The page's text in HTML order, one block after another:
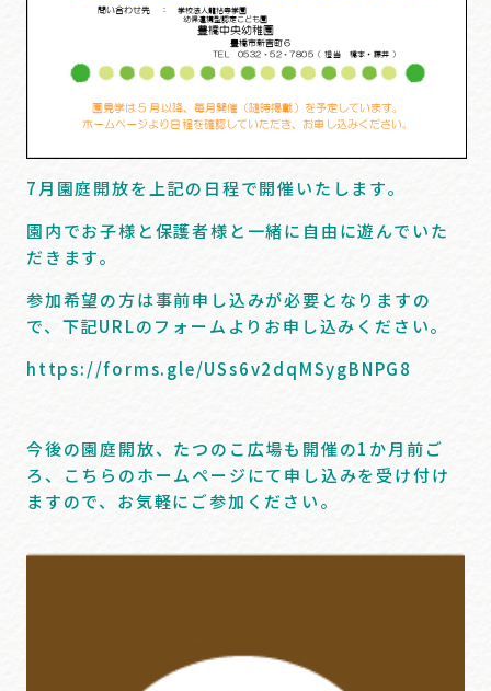
7月園庭開放を上記の日程で開催いたします。
園内でお子様と保護者様と一緒に自由に遊んでいた
だきます。
参加希望の方は事前申し込みが必要となりますの
で、下記URLのフォームよりお申し込みください。
https://forms.gle/USs6v2dqMSygBNPG8
今後の園庭開放、たつのこ広場も開催の1か月前ご
ろ、こちらのホームページにて申し込みを受け付け
ますので、お気軽にご参加ください。